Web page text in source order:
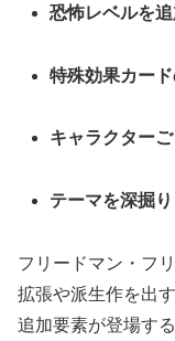
恐怖レベルを
特殊効果カー
キャラクター
テーマを深掘
フリードマン・フ
拡張や派生作を出
追加要素が登場す